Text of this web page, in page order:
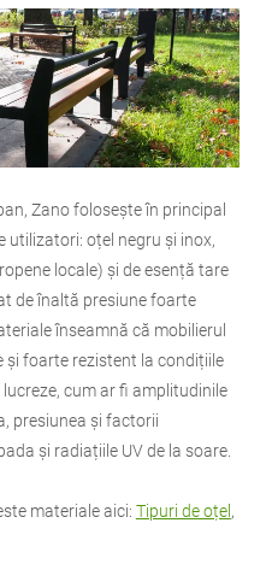
Zano folosește în principal
utilizatori: oțel negru și inox,
locale) și de esență tare
de înaltă presiune foarte
înseamnă că mobilierul
și foarte rezistent la condițiile
cum ar fi amplitudinile
presiunea și factorii
și radiațiile UV de la soare.
materiale aici: Tipuri de oțel ,